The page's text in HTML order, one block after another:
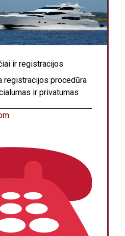
ir registracijos
registracijos procedūra
ir privatumas